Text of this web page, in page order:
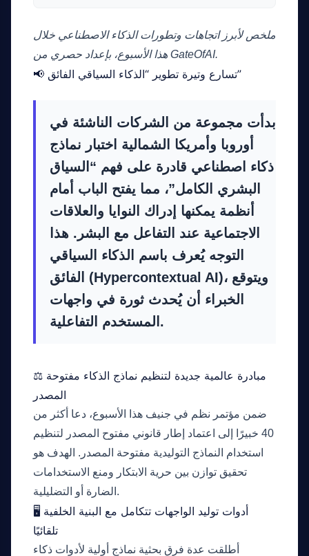
ملخص لأبرز اتجاهات وتطورات الذكاء الاصطناعي خلال
هذا الأسبوع، بإعداد حصري من GateOfAI.
📢 تسارع وتيرة تطوير “الذكاء السياقي الفائق”
بدأت مجموعة من الشركات الناشئة في
أوروبا وأمريكا الشمالية اختبار نماذج
ذكاء اصطناعي قادرة على فهم “السياق
البشري الكامل”، مما يفتح الباب أمام
أنظمة يمكنها إدراك النوايا والعلاقات
الاجتماعية عند التفاعل مع البشر. هذا
التوجه يُعرف باسم
الذكاء السياقي
الفائق (Hypercontextual AI)، ويتوقع
الخبراء أن يُحدث ثورة في واجهات
المستخدم التفاعلية.
⚖ مبادرة عالمية جديدة لتنظيم نماذج الذكاء مفتوحة
المصدر
ضمن مؤتمر نظم في جنيف هذا الأسبوع، دعا أكثر من
40 خبيرًا إلى اعتماد إطار قانوني مفتوح المصدر لتنظيم
استخدام النماذج التوليدية مفتوحة المصدر. الهدف هو
تحقيق توازن بين حرية الابتكار ومنع الاستخدامات
الضارة أو التضليلية.
🖥️ أدوات توليد الواجهات تتكامل مع البنية الخلفية
تلقائيًا
أطلقت عدة فرق بحثية نماذج أولية لأدوات ذكاء